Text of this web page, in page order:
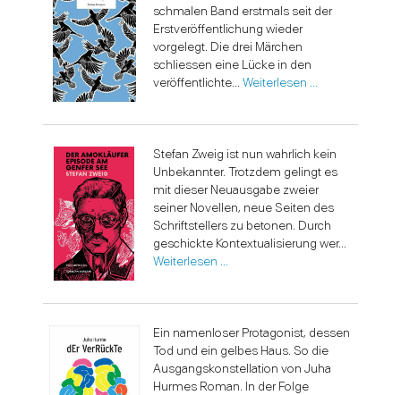
schmalen Band erstmals seit der
Erstveröffentlichung wieder
vorgelegt. Die drei Märchen
schliessen eine Lücke in den
veröffentlichte... Weiterlesen …
Stefan Zweig ist nun wahrlich kein
Unbekannter. Trotzdem gelingt es
mit dieser Neuausgabe zweier
seiner Novellen, neue Seiten des
Schriftstellers zu betonen. Durch
geschickte Kontextualisierung wer...
Weiterlesen …
Ein namenloser Protagonist, dessen
Tod und ein gelbes Haus. So die
Ausgangskonstellation von Juha
Hurmes Roman. In der Folge